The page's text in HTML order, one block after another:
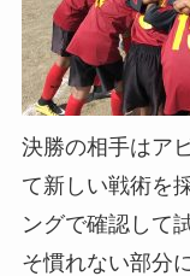
決勝の相手はア
て新しい戦術を
ングで確認して
そ慣れない部分